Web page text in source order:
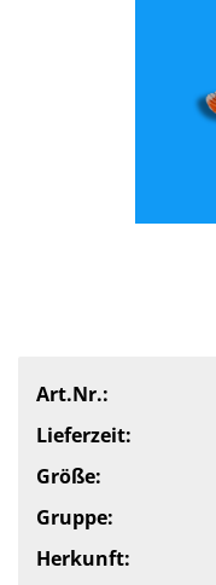
Art.Nr.:
Lieferzeit:
Größe:
Gruppe:
Herkunft: